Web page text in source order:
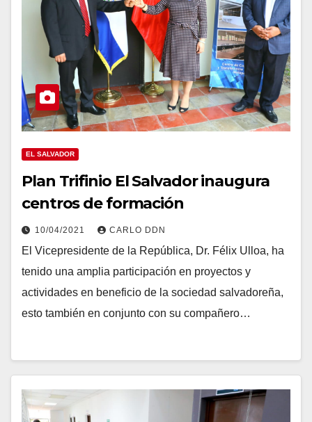
EL SALVADOR
Plan Trifinio El Salvador inaugura
centros de formación
10/04/2021 CARLO DDN
El Vicepresidente de la República, Dr. Félix Ulloa, ha
tenido una amplia participación en proyectos y
actividades en beneficio de la sociedad salvadoreña,
esto también en conjunto con su compañero…